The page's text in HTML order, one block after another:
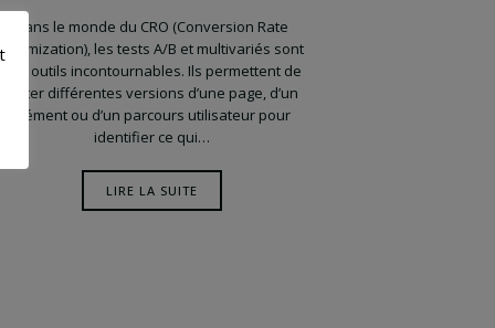
Dans le monde du CRO (Conversion Rate
Optimization), les tests A/B et multivariés sont
des outils incontournables. Ils permettent de
tester différentes versions d’une page, d’un
élément ou d’un parcours utilisateur pour
identifier ce qui…
LIRE LA SUITE